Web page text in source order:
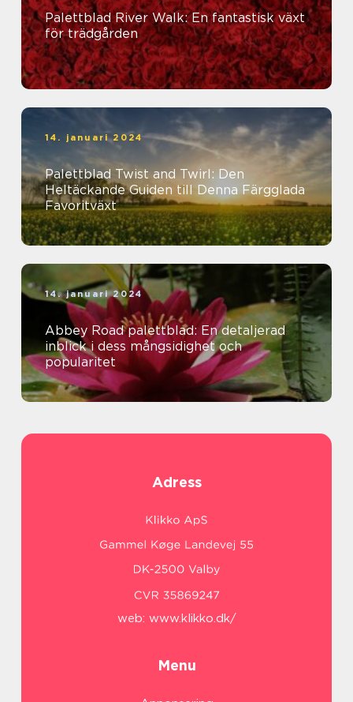
Palettblad River Walk: En fantastisk växt
för trädgården
14. januari 2024
Palettblad Twist and Twirl: Den
Heltäckande Guiden till Denna Färgglada
Favoritväxt
14. januari 2024
Abbey Road palettblad: En detaljerad
inblick i dess mångsidighet och
popularitet
Adress
web: www.klikko.dk/
Menu